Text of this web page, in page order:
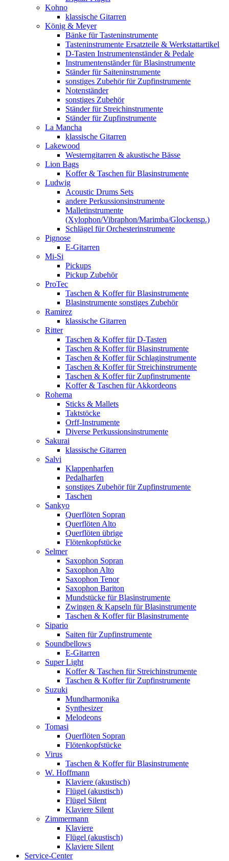
Kohno
klassische Gitarren
König & Meyer
Bänke für Tasteninstrumente
Tasteninstrumente Ersatzteile & Werkstattartikel
D-Tasten Instrumentenständer & Pedale
Instrumentenständer für Blasinstrumente
Ständer für Saiteninstrumente
sonstiges Zubehör für Zupfinstrumente
Notenständer
sonstiges Zubehör
Ständer für Streichinstrumente
Ständer für Zupfinstrumente
La Mancha
klassische Gitarren
Lakewood
Westerngitarren & akustische Bässe
Lion Bags
Koffer & Taschen für Blasinstrumente
Ludwig
Acoustic Drums Sets
andere Perkussionsinstrumente
Malletinstrumente
(Xylophon/Vibraphon/Marimba/Glockensp.)
Schlägel für Orchesterinstrumente
Pignose
E-Gitarren
Mi-Si
Pickups
Pickup Zubehör
ProTec
Taschen & Koffer für Blasinstrumente
Blasinstrumente sonstiges Zubehör
Ramirez
klassische Gitarren
Ritter
Taschen & Koffer für D-Tasten
Taschen & Koffer für Blasinstrumente
Taschen & Koffer für Schlaginstrumente
Taschen & Koffer für Streichinstrumente
Taschen & Koffer für Zupfinstrumente
Koffer & Taschen für Akkordeons
Rohema
Sticks & Mallets
Taktstöcke
Orff-Instrumente
Diverse Perkussionsinstrumente
Sakurai
klassische Gitarren
Salvi
Klappenharfen
Pedalharfen
sonstiges Zubehör für Zupfinstrumente
Taschen
Sankyo
Querflöten Sopran
Querflöten Alto
Querflöten übrige
Flötenkopfstücke
Selmer
Saxophon Sopran
Saxophon Alto
Saxophon Tenor
Saxophon Bariton
Mundstücke für Blasinstrumente
Zwingen & Kapseln für Blasinstrumente
Taschen & Koffer für Blasinstrumente
Sipario
Saiten für Zupfinstrumente
Soundbellows
E-Gitarren
Super Light
Koffer & Taschen für Streichinstrumente
Taschen & Koffer für Zupfinstrumente
Suzuki
Mundharmonika
Synthesizer
Melodeons
Tomasi
Querflöten Sopran
Flötenkopfstücke
Virus
Taschen & Koffer für Blasinstrumente
W. Hoffmann
Klaviere (akustisch)
Flügel (akustisch)
Flügel Silent
Klaviere Silent
Zimmermann
Klaviere
Flügel (akustisch)
Klaviere Silent
Service-Center